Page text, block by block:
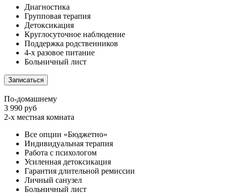
Диагностика
Групповая терапия
Детоксикация
Круглосуточное наблюдение
Поддержка родственников
4-х разовое питание
Больничный лист
Записаться
По-домашнему
3 990 руб
2-х местная комната
Все опции «Бюджетно»
Индивидуальная терапия
Работа с психологом
Усиленная детоксикация
Гарантия длительной ремиссии
Личный санузел
Больничный лист